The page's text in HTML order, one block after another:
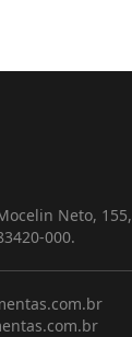
Neto, 155,
000.